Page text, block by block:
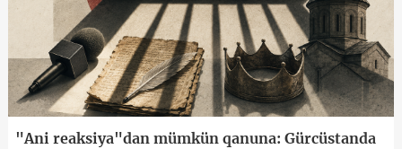
"Ani reaksiya"dan mümkün qanuna: Gürcüstanda